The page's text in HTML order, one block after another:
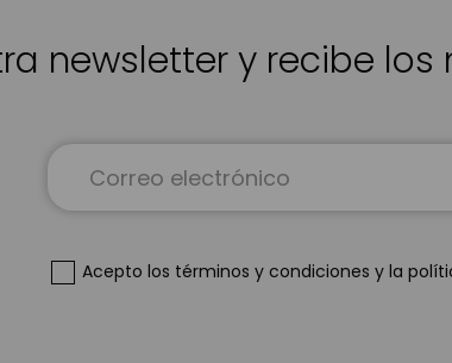
newsletter y recibe
a
noticias:
Acepto los términos y condiciones y la